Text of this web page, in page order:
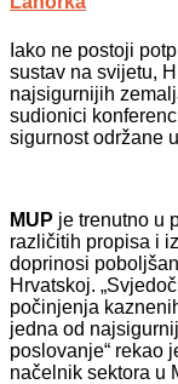
Iako ne postoji
sustav na svijetu,
najsigurnijih
sudionici
sigurnost održane
MUP je trenutno u
različitih propisa i
doprinosi
Hrvatskoj.
počinjenja
jedna od
poslovanje“ rekao
načelnik sektora u